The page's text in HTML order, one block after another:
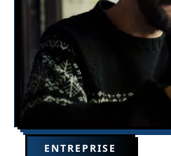
ENTREPRISE